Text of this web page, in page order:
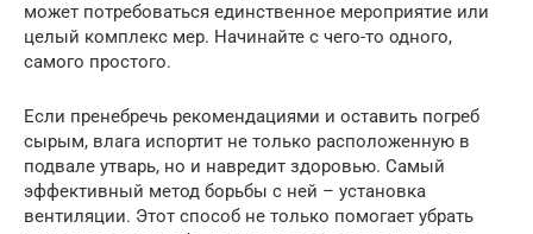
может потребоваться единственное мероприятие или
целый комплекс мер. Начинайте с чего-то одного,
самого простого.
Если пренебречь рекомендациями и оставить погреб
сырым, влага испортит не только расположенную в
подвале утварь, но и навредит здоровью. Самый
эффективный метод борьбы с ней – установка
вентиляции. Этот способ не только помогает убрать